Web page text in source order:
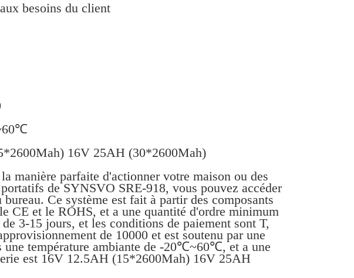
besoins du client
16V 25AH (30*2600Mah)
manière parfaite d'actionner votre maison ou des
de SYNSVO SRE-918, vous pouvez accéder
Ce système est fait à partir des composants
CE et le ROHS, et a une quantité d'ordre minimum
3-15 jours, et les conditions de paiement sont T,
de 10000 et est soutenu par une
une température ambiante de -20℃~60℃, et a une
est 16V 12.5AH (15*2600Mah) 16V 25AH